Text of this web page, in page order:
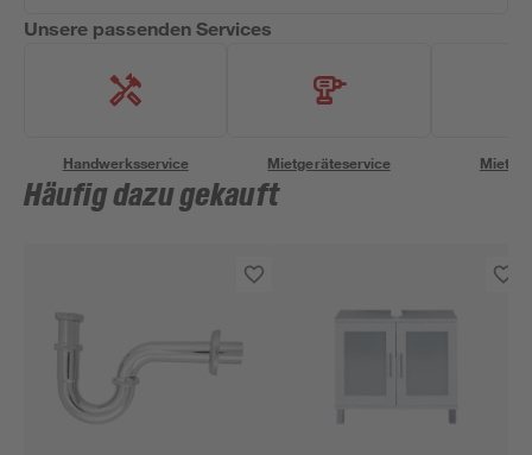
Unsere passenden Services
Handwerksservice Mietgeräteservice
Häufig dazu gekauft